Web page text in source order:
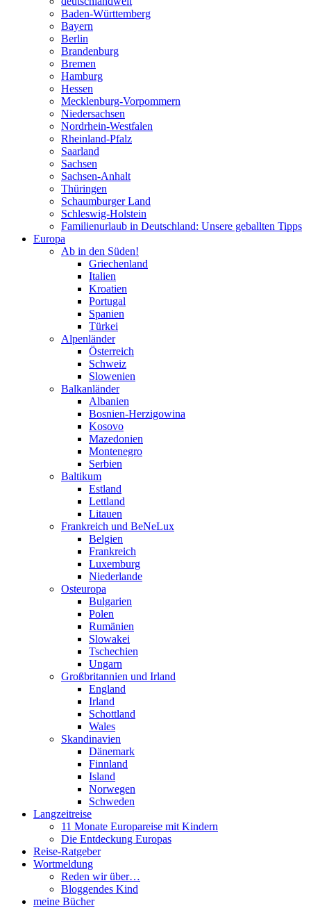
Baden-Württemberg
Bayern
Berlin
Brandenburg
Bremen
Hamburg
Hessen
Mecklenburg-Vorpommern
Niedersachsen
Nordrhein-Westfalen
Rheinland-Pfalz
Saarland
Sachsen
Sachsen-Anhalt
Thüringen
Schaumburger Land
Schleswig-Holstein
Familienurlaub in Deutschland: Unsere geballten Tipps
Europa
Ab in den Süden!
Griechenland
Italien
Kroatien
Portugal
Spanien
Türkei
Alpenländer
Österreich
Schweiz
Slowenien
Balkanländer
Albanien
Bosnien-Herzigowina
Kosovo
Mazedonien
Montenegro
Serbien
Baltikum
Estland
Lettland
Litauen
Frankreich und BeNeLux
Belgien
Frankreich
Luxemburg
Niederlande
Osteuropa
Bulgarien
Polen
Rumänien
Slowakei
Tschechien
Ungarn
Großbritannien und Irland
England
Irland
Schottland
Wales
Skandinavien
Dänemark
Finnland
Island
Norwegen
Schweden
Langzeitreise
11 Monate Europareise mit Kindern
Die Entdeckung Europas
Reise-Ratgeber
Wortmeldung
Reden wir über…
Bloggendes Kind
meine Bücher